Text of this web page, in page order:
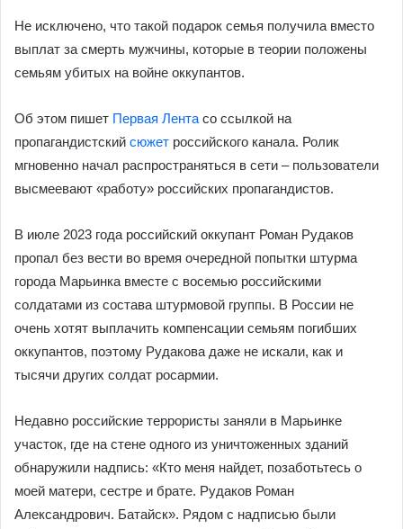
Не исключено, что такой подарок семья получила вместо
выплат за смерть мужчины, которые в теории положены
семьям убитых на войне оккупантов.
Об этом пишет Первая Лента со ссылкой на
пропагандистский сюжет российского канала. Ролик
мгновенно начал распространяться в сети – пользователи
высмеевают «работу» российских пропагандистов.
В июле 2023 года российский оккупант Роман Рудаков
пропал без вести во время очередной попытки штурма
города Марьинка вместе с восемью российскими
солдатами из состава штурмовой группы. В России не
очень хотят выплачить компенсации семьям погибших
оккупантов, поэтому Рудакова даже не искали, как и
тысячи других солдат росармии.
Недавно российские террористы заняли в Марьинке
участок, где на стене одного из уничтоженных зданий
обнаружили надпись: «Кто меня найдет, позаботьтесь о
моей матери, сестре и брате. Рудаков Роман
Александрович. Батайск». Рядом с надписью были